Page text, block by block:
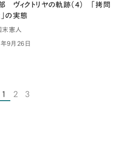
ヴィクトリヤの軌跡（4） 「拷問
の実態
末憲人
9月26日
1 2 3